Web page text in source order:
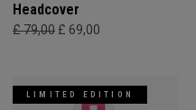
Headcover
£ 79,00 £ 69,00
LIMITED EDITION